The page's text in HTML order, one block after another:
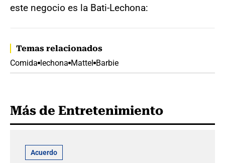
este negocio es la Bati-Lechona:
Temas relacionados
Comida lechona Mattel Barbie
Más de Entretenimiento
Acuerdo